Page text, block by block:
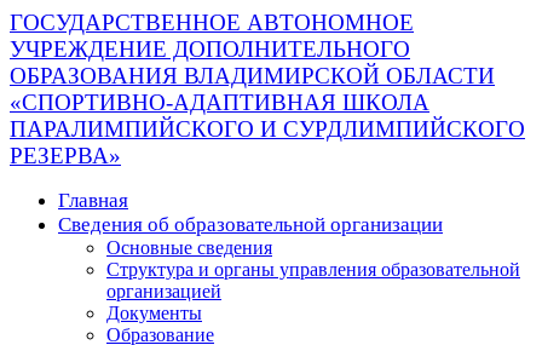
ГОСУДАРСТВЕННОЕ АВТОНОМНОЕ
УЧРЕЖДЕНИЕ ДОПОЛНИТЕЛЬНОГО
ОБРАЗОВАНИЯ ВЛАДИМИРСКОЙ ОБЛАСТИ
«СПОРТИВНО-АДАПТИВНАЯ ШКОЛА
ПАРАЛИМПИЙСКОГО И СУРДЛИМПИЙСКОГО
РЕЗЕРВА»
Главная
Сведения об образовательной организации
Основные сведения
Структура и органы управления образовательной
организацией
Документы
Образование